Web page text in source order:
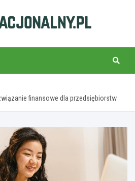
finansowe dla przedsiębiorstw